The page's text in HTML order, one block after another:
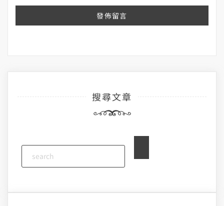
搜尋文章